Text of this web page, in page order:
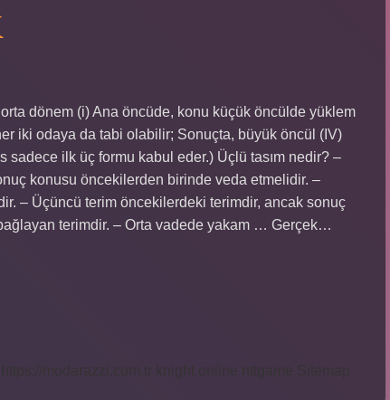
dönem (i) Ana öncüde, konu küçük öncülde yüklem
iki odaya da tabi olabilir; Sonuçta, büyük öncül (IV)
ilk üç formu kabul eder.) Üçlü tasım nedir? –
konusu öncekilerden birinde veda etmelidir. –
– Üçüncü terim öncekilerdeki terimdir, ancak sonuç
terimdir. – Orta vadede yakam … Gerçek…